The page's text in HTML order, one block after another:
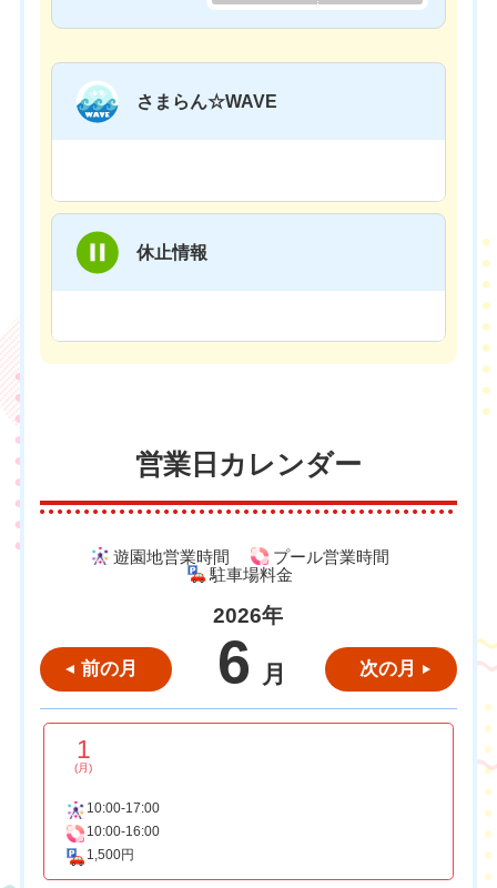
さまらん☆WAVE
休止情報
営業日カレンダー
遊園地営業時間
プール営業時間
駐車場料金
前の月
2026年
6 月 次の月
1
(月)
10:00-17:00
10:00-16:00
1,500円